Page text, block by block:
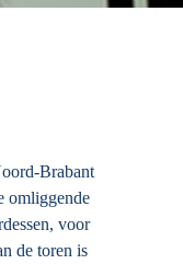
Brabant
omliggende
voor
de toren is